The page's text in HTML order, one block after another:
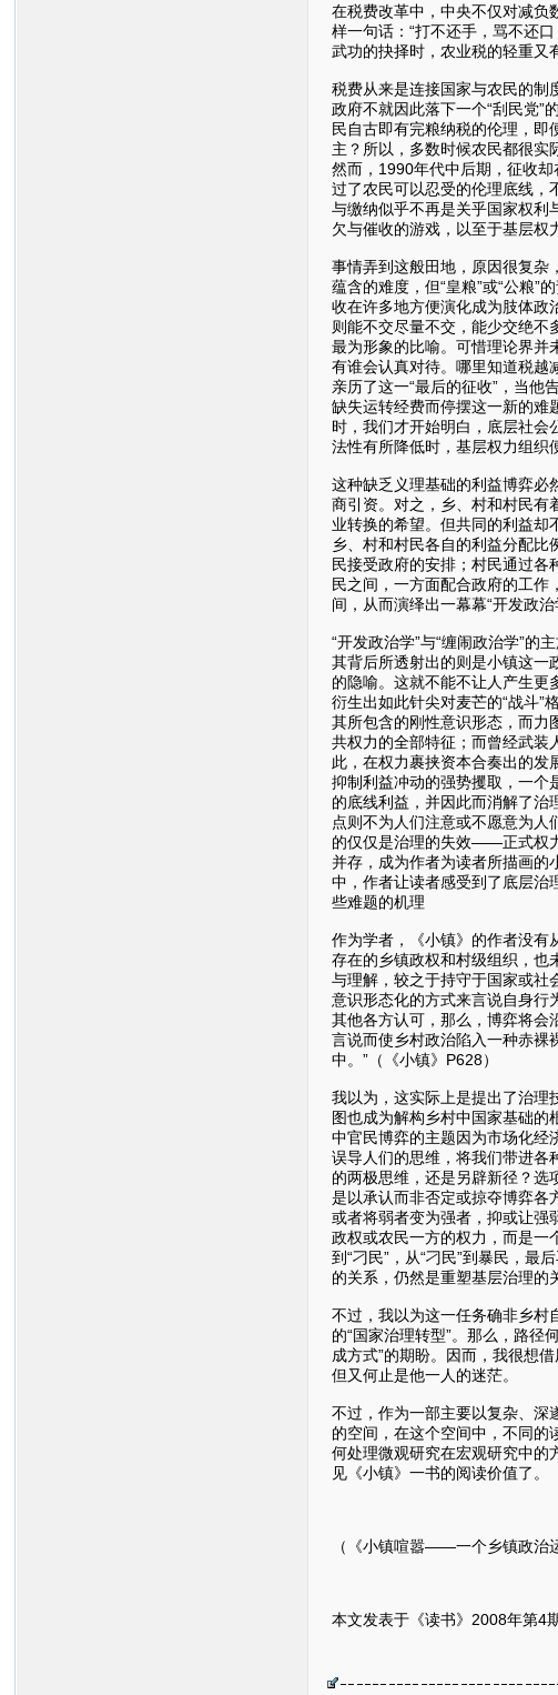
在税费改革中，中央不仅对减负
样一句话：“打不还手，骂不还
武功的抉择时，农业税的轻重又
税费从来是连接国家与农民的制
政府不就因此落下一个“刮民党”
民自古即有完粮纳税的伦理，即
主？所以，多数时候农民都很实
然而，1990年代中后期，征收
过了农民可以忍受的伦理底线，
与缴纳似乎不再是关乎国家权利
欠与催收的游戏，以至于基层权
事情弄到这般田地，原因很复杂
蕴含的难度，但“皇粮”或“公粮”
收在许多地方便演化成为肢体政
则能不交尽量不交，能少交绝不
最为形象的比喻。可惜理论界并
有谁会认真对待。哪里知道税越
亲历了这一“最后的征收”，当他
缺失运转经费而停摆这一新的难
时，我们才开始明白，底层社会
法性有所降低时，基层权力组织
这种缺乏义理基础的利益博弈必
商引资。对之，乡、村和村民有
业转换的希望。但共同的利益却
乡、村和村民各自的利益分配比
民接受政府的安排；村民通过各
民之间，一方面配合政府的工作
间，从而演绎出一幕幕“开发政治
“开发政治学”与“缠闹政治学”的
其背后所透射出的则是小镇这一
的隐喻。这就不能不让人产生更
衍生出如此针尖对麦芒的“战斗”
其所包含的刚性意识形态，而力
共权力的全部特征；而曾经武装
此，在权力裹挟资本合奏出的发
抑制利益冲动的强势攫取，一个
的底线利益，并因此而消解了治
点则不为人们注意或不愿意为人
的仅仅是治理的失效——正式权力
并存，成为作者为读者所描画的
中，作者让读者感受到了底层治
些难题的机理
作为学者，《小镇》的作者没有
存在的乡镇政权和村级组织，也
与理解，较之于持守于国家或社
意识形态化的方式来言说自身行
其他各方认可，那么，博弈将会
言说而使乡村政治陷入一种赤裸
中。”（《小镇》P628）
我以为，这实际上是提出了治理
图也成为解构乡村中国家基础的
中官民博弈的主题因为市场化经
误导人们的思维，将我们带进各
的两极思维，还是另辟新径？选
是以承认而非否定或掠夺博弈各
或者将弱者变为强者，抑或让强
政权或农民一方的权力，而是一
到“刁民”，从“刁民”到暴民，最
的关系，仍然是重塑基层治理的
不过，我以为这一任务确非乡村
的“国家治理转型”。那么，路径
成方式”的期盼。因而，我很想
但又何止是他一人的迷茫。
不过，作为一部主要以复杂、深
的空间，在这个空间中，不同的
何处理微观研究在宏观研究中的
见《小镇》一书的阅读价值了。
（《小镇喧嚣——一个乡镇政治
本文发表于《读书》2008年第4期